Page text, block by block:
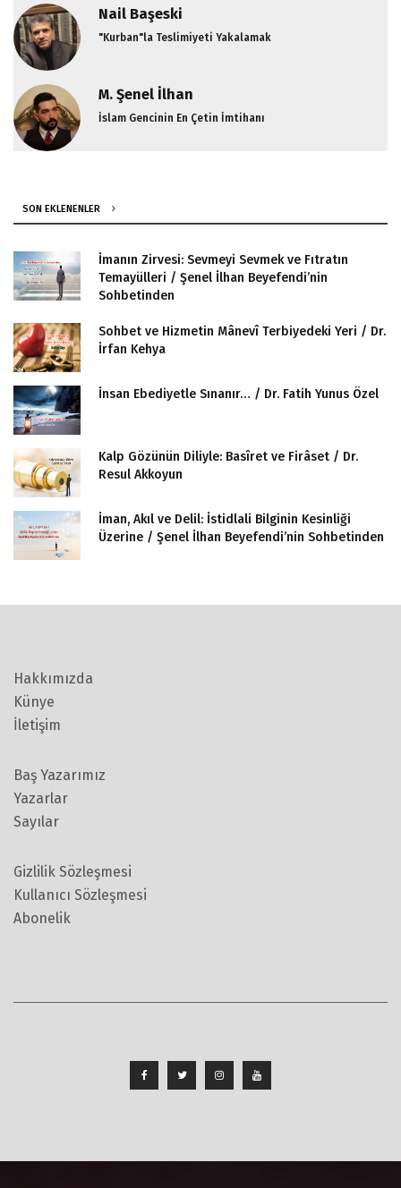
Nail Başeski
"Kurban"la Teslimiyeti Yakalamak
M. Şenel İlhan
İslam Gencinin En Çetin İmtihanı
SON EKLENENLER
İmanın Zirvesi: Sevmeyi Sevmek ve Fıtratın
Temayülleri / Şenel İlhan Beyefendi’nin
Sohbetinden
Sohbet ve Hizmetin Mânevî Terbiyedeki Yeri / Dr.
İrfan Kehya
İnsan Ebediyetle Sınanır… / Dr. Fatih Yunus Özel
Kalp Gözünün Diliyle: Basîret ve Firâset / Dr.
Resul Akkoyun
İman, Akıl ve Delil: İstidlali Bilginin Kesinliği
Üzerine / Şenel İlhan Beyefendi’nin Sohbetinden
Hakkımızda
Künye
İletişim
Baş Yazarımız
Yazarlar
Sayılar
Gizlilik Sözleşmesi
Kullanıcı Sözleşmesi
Abonelik